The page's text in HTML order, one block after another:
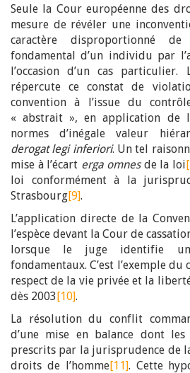
Seule la Cour européenne des
mesure de révéler une
caractère disproportionné
fondamental d’un individu par
l’occasion d’un cas particulier.
répercute ce constat de
convention à l’issue du
« abstrait », en application de
normes d’inégale valeur
derogat legi inferiori. Un tel
mise à l’écart erga omnesde la loi
loi conformément à la
Strasbourg[9].
L’application directe de la
l’espèce devant la Cour de
lorsque le juge identifie
fondamentaux. C’est l’exemple
respect de la vie privée et la
dès 2003[10].
La résolution du conflit
d’une mise en balance dont
prescrits par la jurisprudence de
droits de l’homme[11]. Cette